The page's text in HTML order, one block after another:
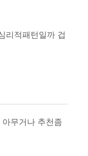
리적패턴일까 겁
무거나 추천좀